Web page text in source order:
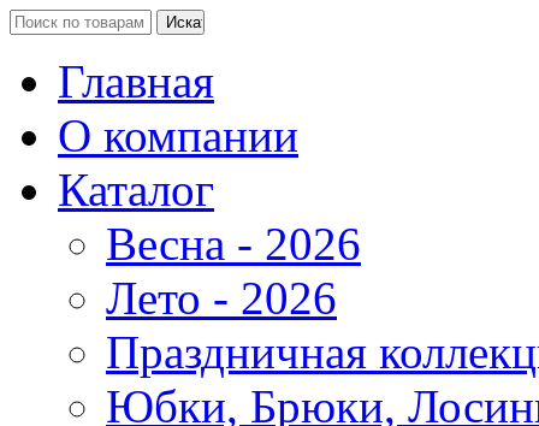
Главная
О компании
Каталог
Весна - 2026
Лето - 2026
Праздничная
Юбки, Брюки,